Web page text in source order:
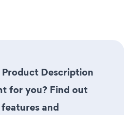
Description
for you? Find out
and